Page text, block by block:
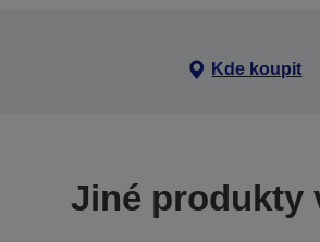
Kde koupit
Jiné produkty